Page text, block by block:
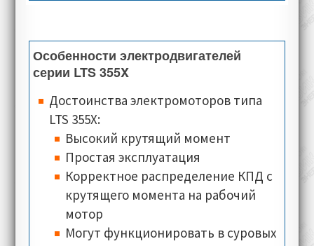
мин
Номинальное напряжение:330 В
Номинальный ток:
Тип соединения:звезда
Класс изоляции:
Класс теплостойкости:PTO Klixon (по
умолчанию), PTC, KTY84-130, PT100
(опционально)
Типы монтажного исполнения:
B3,B35 (для электродвигателей где
вал с осевым отверстием)
Особенности электродвигателей
серии LTS 355X
Достоинства электромоторов типа
LTS 355X:
Высокий крутящий момент
Простая эксплуатация
Корректное распределение КПД c
крутящего момента на рабочий
мотор
Могут функционировать в суровых